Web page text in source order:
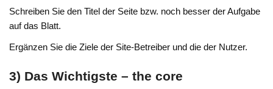
Schreiben Sie den Titel der Seite bzw. noch besser der Aufgabe
auf das Blatt.
Ergänzen Sie die Ziele der Site-Betreiber und die der Nutzer.
3) Das Wichtigste – the core